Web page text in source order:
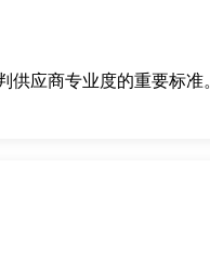
应商专业度的重要标准。